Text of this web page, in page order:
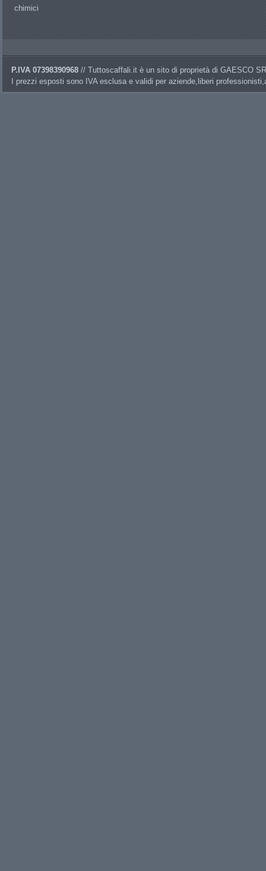
chimici
P.IVA 07398390968 // Tuttoscaffali.it è un sito di proprietà di GAESCO
I prezzi esposti sono IVA esclusa e validi per aziende,liberi